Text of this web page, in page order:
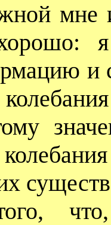
мне
и